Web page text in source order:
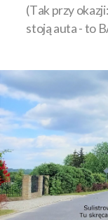
(Tak przy
stoją auta - to